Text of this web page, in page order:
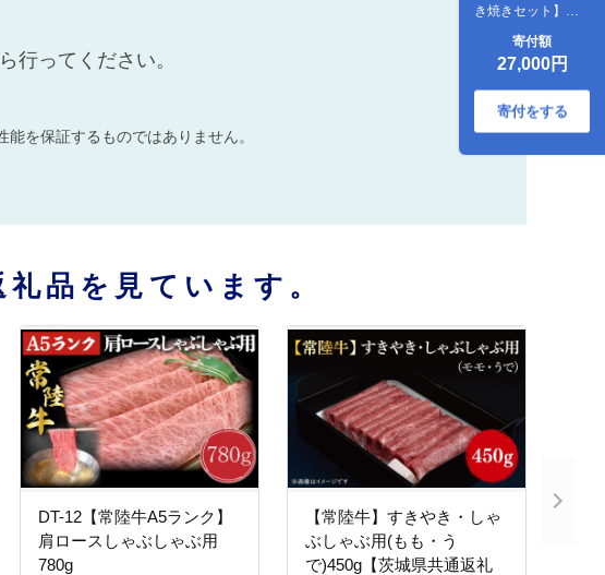
き焼きセット】常
陸牛肩ロース360ｇ
＋美明豚400ｇ（ロ
ース200ｇ・ばら
200ｇ）
寄付額
27,000円
寄付をする
行ってください。
を保証するものではありません。
品を見ています。
DT-12【常陸牛A5ランク】
肩ロースしゃぶしゃぶ用
780g
【常陸牛】すきやき・しゃ
ぶしゃぶ用(もも・う
で)450g【茨城県共通返礼